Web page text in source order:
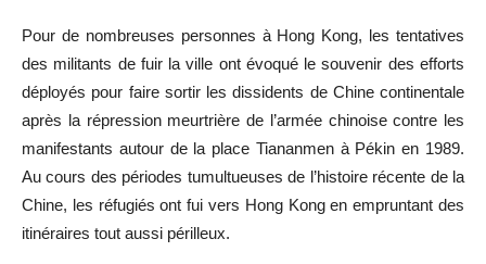
Pour de nombreuses personnes à Hong Kong, les tentatives
des militants de fuir la ville ont évoqué le souvenir des efforts
déployés pour faire sortir les dissidents de Chine continentale
après la répression meurtrière de l’armée chinoise contre les
manifestants autour de la place Tiananmen à Pékin en 1989.
Au cours des périodes tumultueuses de l’histoire récente de la
Chine, les réfugiés ont fui vers Hong Kong en empruntant des
itinéraires tout aussi périlleux.